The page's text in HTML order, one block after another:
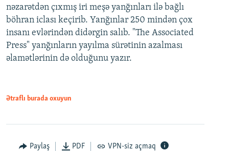
nəzarətdən çıxmış iri meşə yanğınları ilə bağlı
böhran iclası keçirib. Yanğınlar 250 mindən çox
insanı evlərindən didərgin salıb. "The Associated
Press" yanğınların yayılma sürətinin azalması
əlamətlərinin də olduğunu yazır.
Ətraflı burada oxuyun
Paylaş PDF VPN-siz açmaq